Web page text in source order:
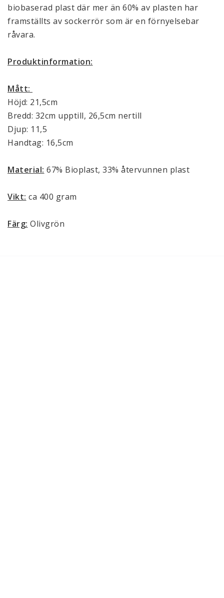
biobaserad plast där mer än 60% av plasten har
framställts av sockerrör som är en förnyelsebar
råvara.
Produktinformation:
Mått:
Höjd: 21,5cm
Bredd: 32cm upptill, 26,5cm nertill
Djup: 11,5
Handtag: 16,5cm
Material: 67% Bioplast, 33% återvunnen plast
Vikt: ca 400 gram
Färg: Olivgrön